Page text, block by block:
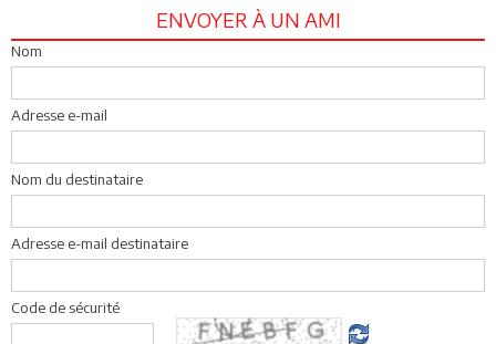
ENVOYER À UN AMI
Nom
Adresse e-mail
Nom du destinataire
Adresse e-mail destinataire
Code de sécurité